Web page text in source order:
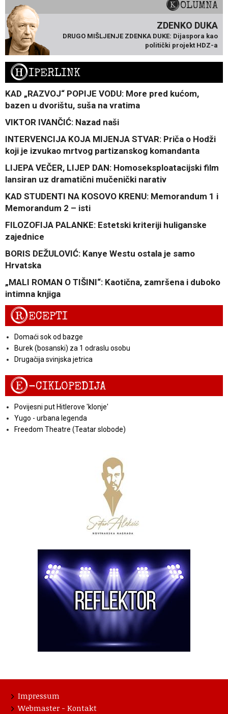
KOLUMNA
ZDENKO DUKA
DRUGO MIŠLJENJE ZDENKA DUKE: Dijaspora kao
politički projekt HDZ-a
HIPERLINK
KAD „RAZVOJ“ POPIJE VODU: More pred kućom,
bazen u dvorištu, suša na vratima
VIKTOR IVANČIĆ: Nazad naši
INTERVENCIJA KOJA MIJENJA STVAR: Priča o Hodži
koji je izvukao mrtvog partizanskog komandanta
LIJEPA VEČER, LIJEP DAN: Homoseksploatacijski film
lansiran uz dramatični mučenički narativ
KAD STUDENTI NA KOSOVO KRENU: Memorandum 1 i
Memorandum 2 – isti
FILOZOFIJA PALANKE: Estetski kriteriji huliganske
zajednice
BORIS DEŽULOVIĆ: Kanye Westu ostala je samo
Hrvatska
„MALI ROMAN O TIŠINI“: Kaotična, zamršena i duboko
intimna knjiga
RECEPTI
Domaći sok od bazge
Burek (bosanski) za 1 odraslu osobu
Drugačija svinjska jetrica
E-CIKLOPEDIJA
Povijesni put Hitlerove 'klonje'
Yugo - urbana legenda
Freedom Theatre (Teatar slobode)
Impressum
Webmaster - Kontakt